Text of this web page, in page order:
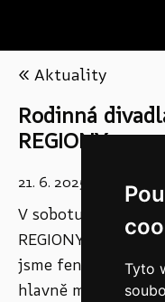
Tyto
« Aktuality
Rodinná
REGIONY
21. 6. 2025
V sobotu 21. 6. se
REGIONY do
jsme fenomén
hlavně měli